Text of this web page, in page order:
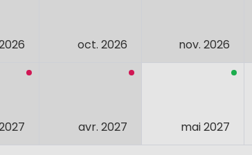
oct. 2026 nov. 2026
avr. 2027 mai 2027